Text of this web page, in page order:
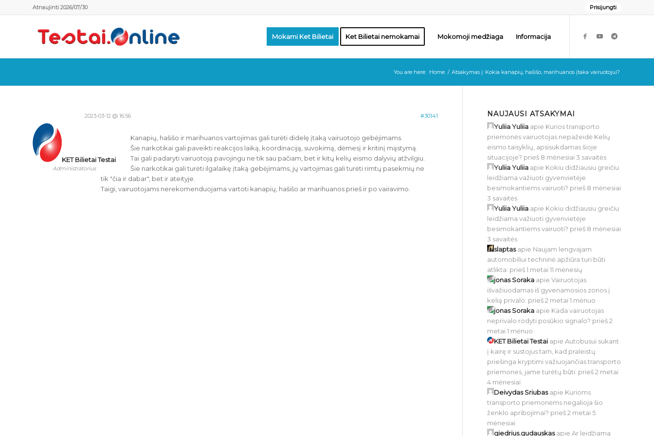
Prisijungti
Atnaujinti 2026/07/30
Mokami Ket Bilietai Ket Bilietai nemokamai Mokomoji medžiaga Informacija
You are here: Home / Atsakymas į: Kokia kanapių, hašišo, marihuanos įtaka vairuotojui?
2023-03-12 @ 16:56 #30141
KET Bilietai Testai
Administratorius
Kanapių, hašišo ir marihuanos vartojimas gali turėti didelę įtaką vairuotojo gebėjimams.
Šie narkotikai gali paveikti reakcijos laiką, koordinaciją, suvokimą, dėmesį ir kritinį mąstymą.
Tai gali padaryti vairuotoją pavojingu ne tik sau pačiam, bet ir kitų kelių eismo dalyvių atžvilgiu.
Šie narkotikai gali turėti ilgalaikę įtaką gebėjimams, jų vartojimas gali turėti rimtų pasekmių ne
tik "čia ir dabar", bet ir ateityje.
Taigi, vairuotojams nerekomenduojama vartoti kanapių, hašišo ar marihuanos prieš ir po vairavimo.
NAUJAUSI ATSAKYMAI
Yuliia Yuliia apie Kurios transporto
priemonės vairuotojas nepažeidė Kelių
eismo taisyklių, apsisukdamas šioje
situacijoje? prieš 8 mėnesiai 3 savaitės
Yuliia Yuliia apie Kokiu didžiausiu greičiu
leidžiama važiuoti gyvenvietėje
besimokantiems vairuoti? prieš 8 mėnesiai
3 savaitės
Yuliia Yuliia apie Kokiu didžiausiu greičiu
leidžiama važiuoti gyvenvietėje
besimokantiems vairuoti? prieš 8 mėnesiai
3 savaitės
slaptasapie Naujam lengvajam
automobiliui techninė apžiūra turi būti
atlikta: prieš 1 metai 11 mėnesių
jonas Soraka apieVairuotojas
išvažiuodamas iš gyvenamosios zonos į
kelią privalo: prieš 2 metai 1 mėnuo
jonas Soraka apie Kada vairuotojas
neprivalo rodyti posūkio signalo? prieš 2
metai 1 mėnuo
KET Bilietai Testai apieAutobusui sukant
į kairę ir sustojus tam, kad praleistų
priešinga kryptimi važiuojančias transporto
priemones, jame turėtų būti: prieš 2 metai
4 mėnesiai
Deivydas Sriubasapie Kurioms
transporto priemonėms negalioja šio
ženklo apribojimai? prieš 2 metai 5
mėnesiai
giedrius.gudauskasapieAr leidžiama